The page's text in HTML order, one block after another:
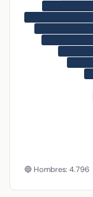
🔵 Hombres: 4.796